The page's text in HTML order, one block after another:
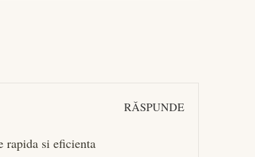
RĂSPUNDE
rapida si eficienta